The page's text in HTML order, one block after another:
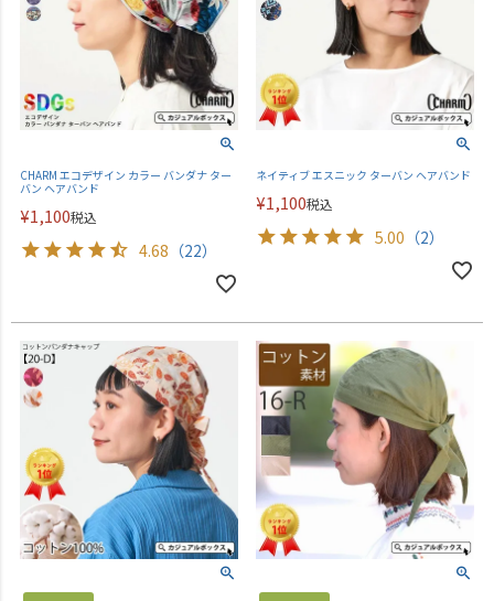
CHARM エコデザイン カラー バンダナ ター
バン ヘアバンド
¥1,100税込
4.68 （22）
ネイティブ エスニック ターバン ヘアバンド
¥1,100税込
5.00 （2）